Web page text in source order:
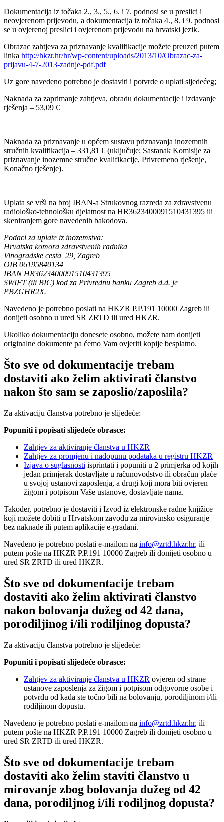
Dokumentacija iz točaka 2., 3., 5., 6. i 7. podnosi se u preslici i
neovjerenom prijevodu, a dokumentacija iz točaka 4., 8. i 9. podnosi
se u ovjerenoj preslici i ovjerenom prijevodu na hrvatski jezik.
Obrazac zahtjeva za priznavanje kvalifikacije možete preuzeti putem
linka http://hkzr.hr/hr/wp-content/uploads/2013/10/Obrazac-za-
prijavu-4-7-2013-zadnje-pdf.pdf
Uz gore navedeno potrebno je dostaviti i potvrde o uplati sljedećeg;
Naknada za zaprimanje zahtjeva, obradu dokumentacije i izdavanje
rješenja – 53,09 €
Naknada za priznavanje u općem sustavu priznavanja inozemnih
stručnih kvalifikacija – 331,81 € (uključuje; Sastanak Komisije za
priznavanje inozemne stručne kvalifikacije, Privremeno rješenje,
Konačno rješenje).
Uplata se vrši na broj IBAN-a Strukovnog razreda za zdravstvenu
radiološko-tehnološku djelatnost na HR3623400091510431395 ili
skeniranjem gore navedenih bakodova.
​Podaci za uplate iz inozemstva:
Hrvatska komora zdravstvenih radnika
Vinogradske cesta 29, Zagreb
OIB 06195840134
IBAN HR3623400091510431395
SWIFT (ili BIC) kod za Privrednu banku Zagreb d.d. je
PBZGHR2X.
Navedeno je potrebno poslati na HKZR P.P.191 10000 Zagreb ili
donijeti osobno u ured SR ZRTD ili ured HKZR.
Ukoliko dokumentaciju donesete osobno, možete nam donijeti
originalne dokumente pa ćemo Vam ovjeriti kopije besplatno.
Što sve od dokumentacije trebam
dostaviti ako želim aktivirati članstvo
nakon što sam se zaposlio/zaposlila?
Za aktivaciju članstva potrebno je slijedeće:
Popuniti i popisati slijedeće obrasce:
Zahtjev za aktiviranje članstva u HKZR
Zahtjev za promjenu i nadopunu podataka u registru HKZR
Izjava o suglasnosti isprintati i popuniti u 2 primjerka od kojih
jedan primjerak dostavljate u računovodstvo ili obračun plaće
u svojoj ustanovi zaposlenja, a drugi koji mora biti ovjeren
žigom i potpisom Vaše ustanove, dostavljate nama.
Također, potrebno je dostaviti i Izvod iz elektronske radne knjižice
koji možete dobiti u Hrvatskom zavodu za mirovinsko osiguranje
bez naknade ili putem aplikacije e-građani.
Navedeno je potrebno poslati e-mailom na info@zrtd.hkzr.hr, ili
putem pošte na HKZR P.P.191 10000 Zagreb ili donijeti osobno u
ured SR ZRTD ili ured HKZR.
Što sve od dokumentacije trebam
dostaviti ako želim aktivirati članstvo
nakon bolovanja dužeg od 42 dana,
porodiljinog i/ili rodiljinog dopusta?
Za aktivaciju članstva potrebno je slijedeće:
Popuniti i popisati slijedeće obrasce:
Zahtjev za aktiviranje članstva u HKZR ovjeren od strane
ustanove zaposlenja za žigom i potpisom odgovorne osobe i
potvrdu od kada ste točno bili na bolovanju, porodiljinom i/ili
rodiljinom dopustu.
Navedeno je potrebno poslati e-mailom na info@zrtd.hkzr.hr, ili
putem pošte na HKZR P.P.191 10000 Zagreb ili donijeti osobno u
ured SR ZRTD ili ured HKZR.
Što sve od dokumentacije trebam
dostaviti ako želim staviti članstvo u
mirovanje zbog bolovanja dužeg od 42
dana, porodiljnog i/ili rodiljnog dopusta?